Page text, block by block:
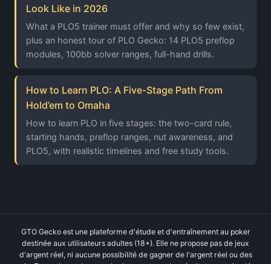
Look Like in 2026
What a PLO5 trainer must offer and why so few exist,
plus an honest tour of PLO Gecko: 14 PLO5 preflop
modules, 100bb solver ranges, full-hand drills.
How to Learn PLO: A Five-Stage Path From
Hold’em to Omaha
How to learn PLO in five stages: the two-card rule,
starting hands, preflop ranges, nut awareness, and
PLO5, with realistic timelines and free study tools.
GTO Gecko est une plateforme d'étude et d'entraînement au poker
destinée aux utilisateurs adultes (18+). Elle ne propose pas de jeux
d'argent réel, ni aucune possibilité de gagner de l'argent réel ou des